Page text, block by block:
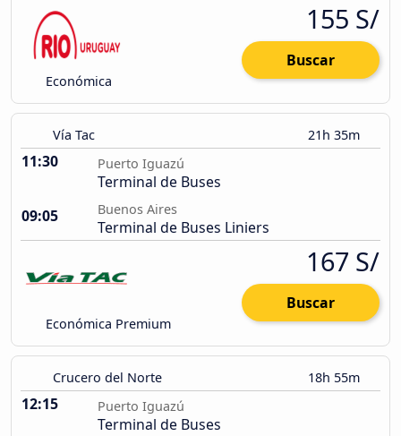
Económica
155 S/
Buscar
Vía Tac 21h 35m
11:30 Puerto Iguazú
Terminal de Buses
09:05
Buenos Aires
Terminal de Buses Liniers
Económica Premium
167 S/
Buscar
Crucero del Norte 18h 55m
12:15 Puerto Iguazú
Terminal de Buses